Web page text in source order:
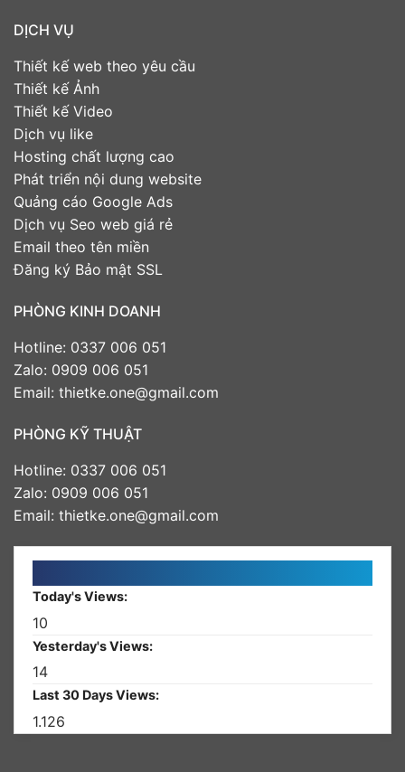
DỊCH VỤ
Thiết kế web theo yêu cầu
Thiết kế Ảnh
Thiết kế Video
Dịch vụ like
Hosting chất lượng cao
Phát triển nội dung website
Quảng cáo Google Ads
Dịch vụ Seo web giá rẻ
Email theo tên miền
Đăng ký Bảo mật SSL
PHÒNG KINH DOANH
Hotline: 0337 006 051
Zalo: 0909 006 051
Email: thietke.one@gmail.com
PHÒNG KỸ THUẬT
Hotline: 0337 006 051
Zalo: 0909 006 051
Email: thietke.one@gmail.com
Today's Views:
10
Yesterday's Views:
14
Last 30 Days Views:
1.126